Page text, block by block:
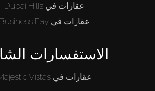
عقارات في Dubai Hills
عقارات في Business Bay
الاستفسارات
عقارات في Majestic Vistas